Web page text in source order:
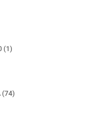
11
7474